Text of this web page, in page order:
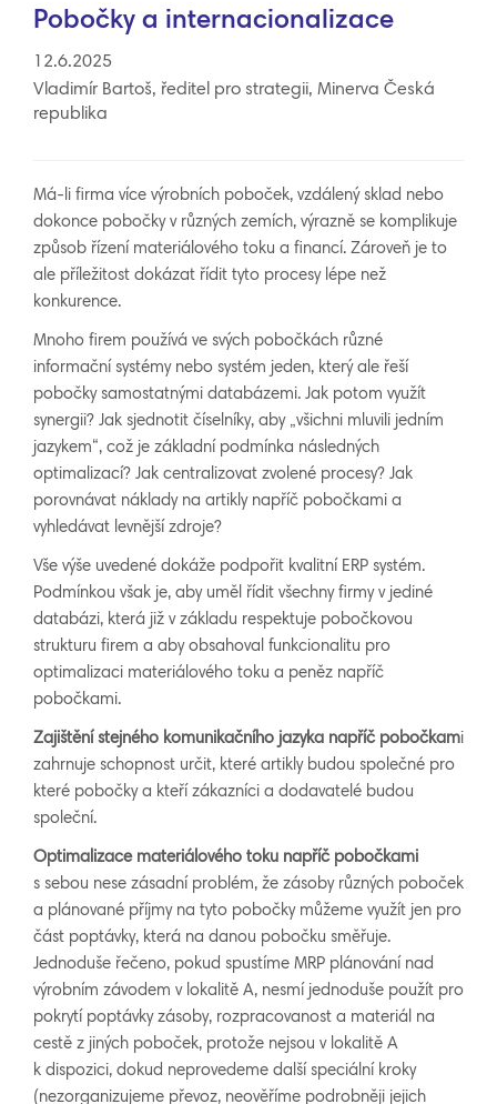
Pobočky a internacionalizace
12.6.2025
Vladimír Bartoš, ředitel pro strategii, Minerva Česká
republika
Má-li firma více výrobních poboček, vzdálený sklad nebo
dokonce pobočky v různých zemích, výrazně se komplikuje
způsob řízení materiálového toku a financí. Zároveň je to
ale příležitost dokázat řídit tyto procesy lépe než
konkurence.
Mnoho firem používá ve svých pobočkách různé
informační systémy nebo systém jeden, který ale řeší
pobočky samostatnými databázemi. Jak potom využít
synergii? Jak sjednotit číselníky, aby „všichni mluvili jedním
jazykem“, což je základní podmínka následných
optimalizací? Jak centralizovat zvolené procesy? Jak
porovnávat náklady na artikly napříč pobočkami a
vyhledávat levnější zdroje?
Vše výše uvedené dokáže podpořit kvalitní ERP systém.
Podmínkou však je, aby uměl řídit všechny firmy v jediné
databázi, která již v základu respektuje pobočkovou
strukturu firem a aby obsahoval funkcionalitu pro
optimalizaci materiálového toku a peněz napříč
pobočkami.
Zajištění stejného komunikačního jazyka napříč pobočkami
zahrnuje schopnost určit, které artikly budou společné pro
které pobočky a kteří zákazníci a dodavatelé budou
společní.
Optimalizace materiálového toku napříč pobočkami
s sebou nese zásadní problém, že zásoby různých poboček
a plánované příjmy na tyto pobočky můžeme využít jen pro
část poptávky, která na danou pobočku směřuje.
Jednoduše řečeno, pokud spustíme MRP plánování nad
výrobním závodem v lokalitě A, nesmí jednoduše použít pro
pokrytí poptávky zásoby, rozpracovanost a materiál na
cestě z jiných poboček, protože nejsou v lokalitě A
k dispozici, dokud neprovedeme další speciální kroky
(nezorganizujeme převoz, neověříme podrobněji jejich